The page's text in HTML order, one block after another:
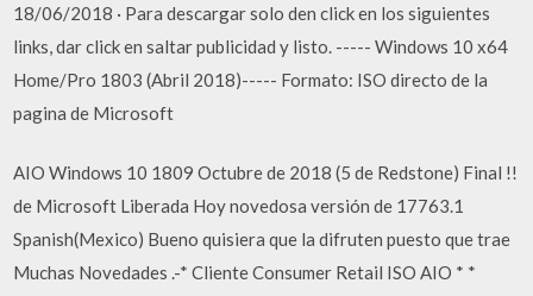
18/06/2018 · Para descargar solo den click en los siguientes
links, dar click en saltar publicidad y listo. ----- Windows 10 x64
Home/Pro 1803 (Abril 2018)----- Formato: ISO directo de la
pagina de Microsoft
AIO Windows 10 1809 Octubre de 2018 (5 de Redstone) Final !!
de Microsoft Liberada Hoy novedosa versión de 17763.1
Spanish(Mexico) Bueno quisiera que la difruten puesto que trae
Muchas Novedades .-* Cliente Consumer Retail ISO AIO * *